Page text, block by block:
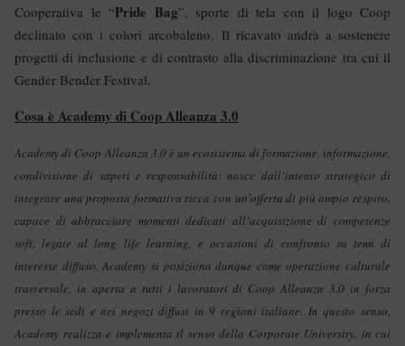
Cooperativa le “Pride Bag”, sporte di tela con il logo Coop
declinato con i colori arcobaleno. Il ricavato andrà a sostenere
progetti di inclusione e di contrasto alla discriminazione tra cui il
Gender Bender Festival.
Cosa è Academy di Coop Alleanza 3.0
Academy di Coop Alleanza 3.0 è un ecosistema di formazione, informazione,
condivisione di saperi e responsabilità: nasce dall’intento strategico di
integrare una proposta formativa ricca con un’offerta di più ampio respiro,
capace di abbracciare momenti dedicati all’acquisizione di competenze
soft, legate al long life learning, e occasioni di confronto su temi di
interesse diffuso. Academy si posiziona dunque come operazione culturale
trasversale, in aperta a tutti i lavoratori di Coop Alleanza 3.0 in forza
presso le sedi e nei negozi diffusi in 9 regioni italiane. In questo senso,
Academy realizza e implementa il senso della Corporate University, in cui